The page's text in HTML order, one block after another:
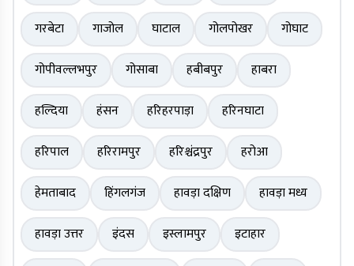
गरबेटा
गाजोल घाटाल गोलपोखर
गोघाट
गोपीवल्लभपुर
गोसाबा हबीबपुर
हाबरा
हल्दिया
हंसन हरिहरपाड़ा
हरिनघाटा
हरिपाल
हरिरामपुर हरिश्चंद्रपुर
हरोआ
हेमताबाद
हिंगलगंज हावड़ा दक्षिण
हावड़ा मध्य
हावड़ा उत्तर
इंदस इस्लामपुर
इटाहार